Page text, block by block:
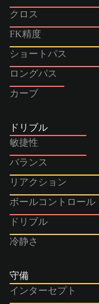
クロス
FK精度
ショートパス
ロングパス
カーブ
ドリブル
敏捷性
バランス
リアクション
ボールコントロール
ドリブル
冷静さ
守備
インターセプト